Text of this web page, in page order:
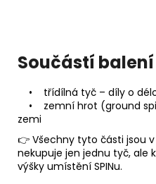
Součástí balení
• třídílná tyč – díly o
• zemní hrot (ground
zemi
👉 Všechny tyto části jsou
nekupuje jen jednu tyč, ale
výšky umístění SPINu.